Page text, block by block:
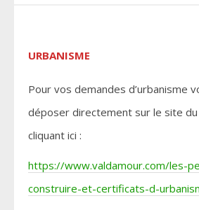
URBANISME
Pour vos demandes d’urbanisme
déposer directement sur le site du
cliquant ici :
https://www.valdamour.com/les-
construire-et-certificats-d-